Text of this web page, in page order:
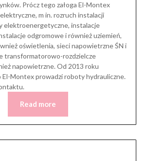
Prócz tego załoga El-Montex
m in. rozruch instalacji
elektroenergetyczne, instalacje
odgromowe i również uziemień,
oświetlenia, sieci napowietrzne ŚN i
transformatorowo-rozdzielcze
napowietrzne. Od 2013 roku
Montex prowadzi roboty hydrauliczne.
Read more